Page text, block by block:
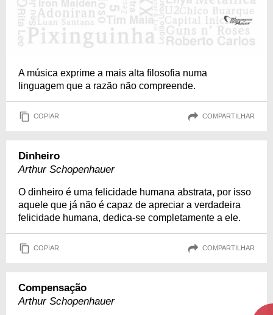
A música exprime a mais alta filosofia numa
linguagem que a razão não compreende.
COPIAR COMPARTILHAR
Dinheiro
Arthur Schopenhauer
O dinheiro é uma felicidade humana abstrata, por isso
aquele que já não é capaz de apreciar a verdadeira
felicidade humana, dedica-se completamente a ele.
COPIAR COMPARTILHAR
Compensação
Arthur Schopenhauer